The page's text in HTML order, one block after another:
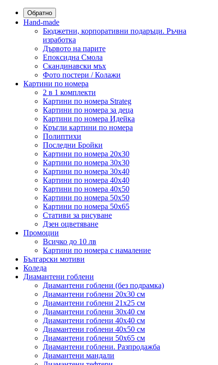
Обратно
Hand-made
Бюджетни, корпоративни подаръци. Ръчна
изработка
Дървото на парите
Епоксидна Смола
Скандинавски мъх
Фото постери / Колажи
Картини по номера
2 в 1 комплекти
Картини по номера Strateg
Картини по номера за деца
Картини по номера Идейка
Кръгли картини по номера
Полиптихи
Последни Бройки
Картини по номера 20x30
Картини по номера 30x30
Картини по номера 30x40
Картини по номера 40x40
Картини по номера 40x50
Картини по номера 50x50
Картини по номера 50x65
Стативи за рисуване
Дзен оцветяване
Промоции
Всичко до 10 лв
Картини по номера с намаление
Български мотиви
Коледа
Диамантени гоблени
Диамантени гоблени (без подрамка)
Диамантени гоблени 20x30 см
Диамантени гоблени 21x25 см
Диамантени гоблени 30x40 см
Диамантени гоблени 40x40 см
Диамантени гоблени 40x50 см
Диамантени гоблени 50x65 см
Диамантени гоблени. Разпродажба
Диамантени мандали